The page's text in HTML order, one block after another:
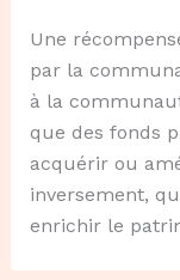
Une
par la
à la
que des fonds
acquérir ou
inversement,
enrichir le